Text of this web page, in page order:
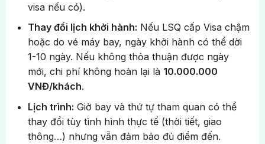
Khám phá thành phố Lille về đêm
Quý khách tự do dạo bước khám phávẻ đẹp cổ
kính và lãng mạn của thành phố Lille khi lên đèn.
Chiêm ngưỡng kiến trúc Flemish đặc trưng tại
Quảng trường Grand Place, ngắm nhìn Tòa nhà
Sàn giao dịch Chứng khoán cũ (Vieille Bourse) lộng
lẫy hay thưởng thức một ly bia địa phương tại các
quán bar nhộn nhịp trong khu phố cổ Vieux Lille.
Tham quan Quảng trường Concorde rộng lớn
Trải nghiệm Ngồi thuyền Bateaux Parisiens
trên Sông Seine
visa nếu có).
Thay đổi lịch khởi hành: Nếu LSQ cấp Visa chậm
hoặc do vé máy bay, ngày khởi hành có thể dời
1-10 ngày. Nếu không thỏa thuận được ngày
mới, chi phí không hoàn lại là 10.000.000
VNĐ/khách.
Lịch trình: Giờ bay và thứ tự tham quan có thể
thay đổi tùy tình hình thực tế (thời tiết, giao
thông…) nhưng vẫn đảm bảo đủ điểm đến.